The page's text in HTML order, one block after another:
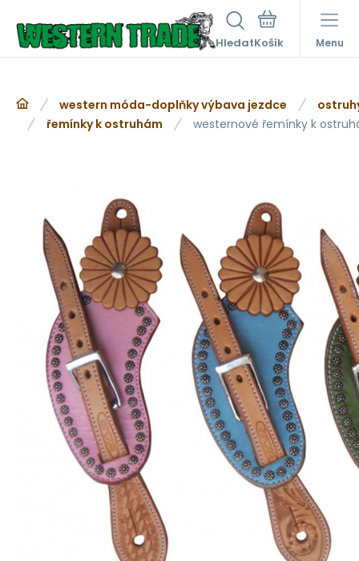
Hledat Menu
western móda-doplňky výbava jezdce
řemínky k ostruhám
westernové řemínky k